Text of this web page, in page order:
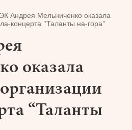
Андрея Мельниченко оказала
концерта "Таланты на-гора"
оказала
“Таланты